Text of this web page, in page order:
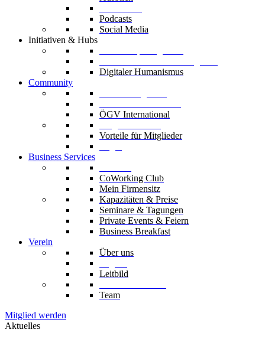
Podcasts
Social Media
Initiativen & Hubs
Digitaler Humanismus
Community
ÖGV International
Vorteile für Mitglieder
Business Services
CoWorking Club
Mein Firmensitz
Kapazitäten & Preise
Seminare & Tagungen
Private Events & Feiern
Business Breakfast
Verein
Über uns
Leitbild
Team
Mitglied werden
Aktuelles